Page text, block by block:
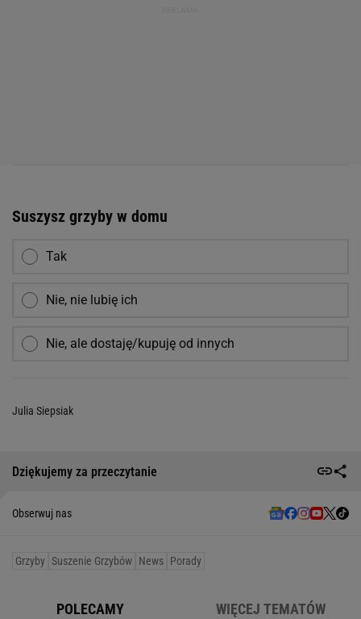
Suszysz grzyby w domu
Tak
Nie, nie lubię ich
Nie, ale dostaję/kupuję od innych
Julia Siepsiak
Dziękujemy za przeczytanie
Obserwuj nas
Grzyby Suszenie Grzybów News Porady
POLECAMY WIĘCEJ TEMATÓW